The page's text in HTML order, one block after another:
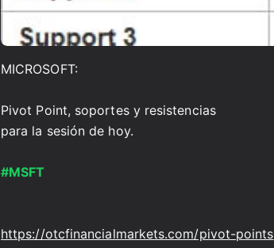
MICROSOFT:
Pivot Point, soportes y resistencias
para la sesión de hoy.
#MSFT
https://otcfinancialmarkets.com/pivot-points